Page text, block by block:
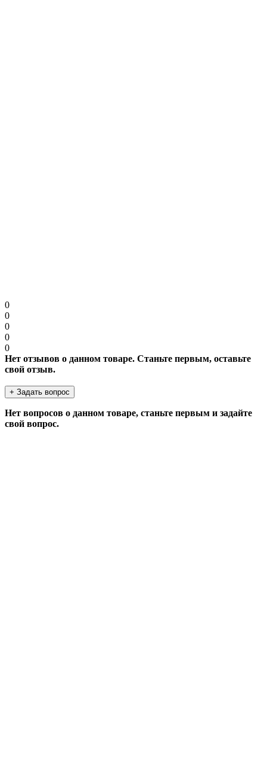
0
0
0
0
0
Нет отзывов о данном товаре. Станьте первым, оставьте
свой отзыв.
+ Задать вопрос
Нет вопросов о данном товаре, станьте первым и задайте
свой вопрос.